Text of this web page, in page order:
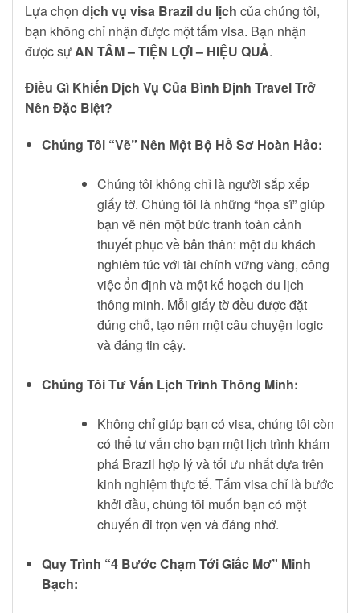
Lựa chọn dịch vụ visa Brazil du lịch của chúng tôi,
bạn không chỉ nhận được một tấm visa. Bạn nhận
được sự AN TÂM – TIỆN LỢI – HIỆU QUẢ.
Điều Gì Khiến Dịch Vụ Của Bình Định Travel Trở
Nên Đặc Biệt?
Chúng Tôi “Vẽ” Nên Một Bộ Hồ Sơ Hoàn Hảo:
Chúng tôi không chỉ là người sắp xếp
giấy tờ. Chúng tôi là những “họa sĩ” giúp
bạn vẽ nên một bức tranh toàn cảnh
thuyết phục về bản thân: một du khách
nghiêm túc với tài chính vững vàng, công
việc ổn định và một kế hoạch du lịch
thông minh. Mỗi giấy tờ đều được đặt
đúng chỗ, tạo nên một câu chuyện logic
và đáng tin cậy.
Chúng Tôi Tư Vấn Lịch Trình Thông Minh:
Không chỉ giúp bạn có visa, chúng tôi còn
có thể tư vấn cho bạn một lịch trình khám
phá Brazil hợp lý và tối ưu nhất dựa trên
kinh nghiệm thực tế. Tấm visa chỉ là bước
khởi đầu, chúng tôi muốn bạn có một
chuyến đi trọn vẹn và đáng nhớ.
Quy Trình “4 Bước Chạm Tới Giấc Mơ” Minh
Bạch: